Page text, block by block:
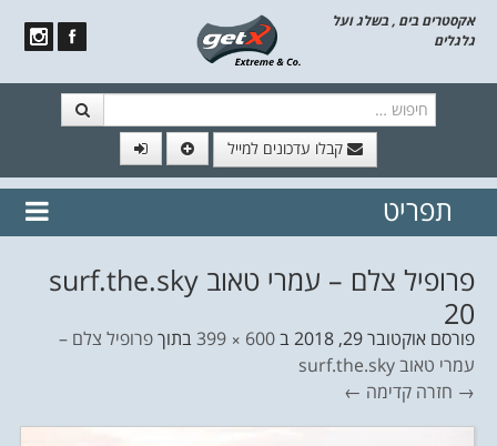
אקסטרים בים , בשלג ועל
גלגלים
קבלו עדכונים למייל
// הצטרף לרשימת תפוצה!
נשמח
תפריט
פרופיל צלם – עמרי טאוב surf.the.sky
20
פורסם אוקטובר 29, 2018 ב600 × 399 בתוךפרופיל צלם –
עמרי טאוב surf.the.sky
→ חזרה קדימה ←